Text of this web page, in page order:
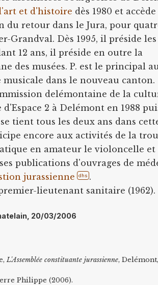
et d'histoire dès 1980 et
du retour dans le Jura, pour
Grandval. Dès 1995, il préside les
12 ans, il préside en outre la
des musées. P. est le principal
dans le nouveau canton.
delémontaine de la
2 à Delémont en 1988
tient tous les deux ans dans
encore aux activités de la
en amateur le violoncelle et
publications d'ouvrages de
jurassienne dhs .
lieutenant sanitaire (1962).
20/03/2006
L'Assemblée constituante jurassienne, Delémont,
Philippe (2006).